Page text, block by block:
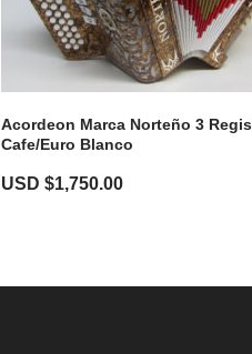
Acordeon Marca Norteño 3
Cafe/Euro Blanco
USD $1,750.00